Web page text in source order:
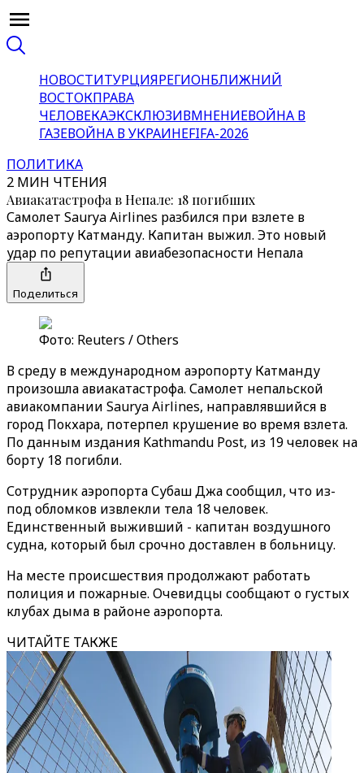
НОВОСТИТУРЦИЯРЕГИОНБЛИЖНИЙ
ВОСТОКПРАВА
ЧЕЛОВЕКАЭКСКЛЮЗИВМНЕНИЕВОЙНА В
ГАЗЕВОЙНА В УКРАИНЕFIFA-2026
ПОЛИТИКА
2 МИН ЧТЕНИЯ
Авиакатастрофа в Непале: 18 погибших
Самолет Saurya Airlines разбился при взлете в
аэропорту Катманду. Капитан выжил. Это новый
удар по репутации авиабезопасности Непала
Поделиться
Фото: Reuters / Others
В среду в международном аэропорту Катманду
произошла авиакатастрофа. Самолет непальской
авиакомпании Saurya Airlines, направлявшийся в
город Покхара, потерпел крушение во время взлета.
По данным издания Kathmandu Post, из 19 человек на
борту 18 погибли.
Сотрудник аэропорта Субаш Джа сообщил, что из-
под обломков извлекли тела 18 человек.
Единственный выживший - капитан воздушного
судна, который был срочно доставлен в больницу.
На месте происшествия продолжают работать
полиция и пожарные. Очевидцы сообщают о густых
клубах дыма в районе аэропорта.
ЧИТАЙТЕ ТАКЖЕ